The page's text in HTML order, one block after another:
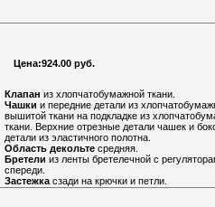
Цена:924.00 руб.
Клапан из хлопчатобумажной ткани.
Чашки и передние детали из
вышитой ткани на подкладке из
ткани. Верхние отрезные детали чашек и
детали из эластичного полотна.
Область декольте средняя.
Бретели из ленты бретелечной с
спереди.
Застежкасзади на крючки и петли.